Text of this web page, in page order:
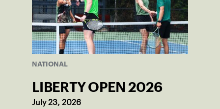
NATIONAL
LIBERTY OPEN 2026
July 23, 2026